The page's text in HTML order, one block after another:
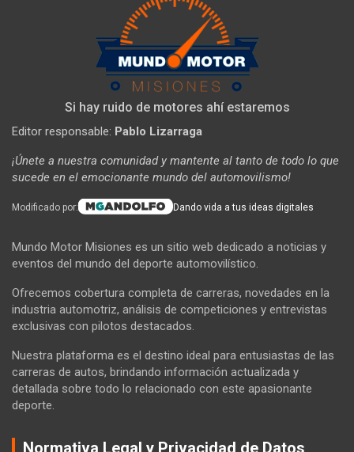
Si hay ruido de motores ahí estaremos
Editor responsable: Pablo Lizarraga
¡Únete a nuestra comunidad y mantente al tanto de todo lo que
sucede en el emocionante mundo del automovilismo!
Modificado por: Dando vida a tus ideas digitales
Mundo Motor Misiones es un sitio web dedicado a noticias y
eventos del mundo del deporte automovilístico.
Ofrecemos cobertura completa de carreras, novedades en la
industria automotriz, análisis de competiciones y entrevistas
exclusivas con pilotos destacados.
Nuestra plataforma es el destino ideal para entusiastas de las
carreras de autos, brindando información actualizada y
detallada sobre todo lo relacionado con este apasionante
deporte.